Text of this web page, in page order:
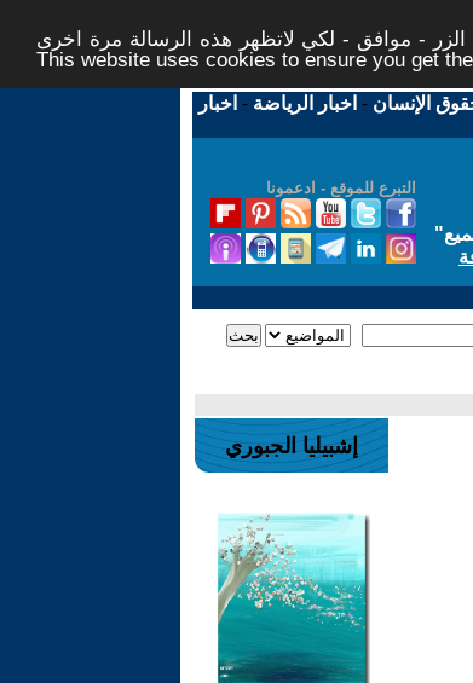
- موافق - لكي لاتظهر هذه الرسالة مرة اخرى -
This website uses cookies to ensure you get
الإنسان - اخبار الرياضة - اخبار
التبرع للموقع - ادعمونا
"
إشبيليا الجبوري